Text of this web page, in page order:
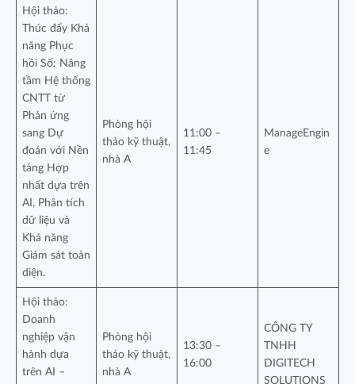
Hội thảo:
Thúc đẩy Khả
năng Phục
hồi Số: Nâng
tầm Hệ thống
CNTT từ
Phản ứng
sang Dự
đoán với Nền
tảng Hợp
nhất dựa trên
AI, Phân tích
dữ liệu và
Khả năng
Giám sát toàn
diện.
Phòng hội
thảo kỹ thuật,
nhà A
11:00 –
11:45
ManageEngin
e
Hội thảo:
Doanh
nghiệp vận
hành dựa
trên AI –
Phòng hội
thảo kỹ thuật,
nhà A
13:30 –
16:00
CÔNG TY
TNHH
DIGITECH
SOLUTIONS